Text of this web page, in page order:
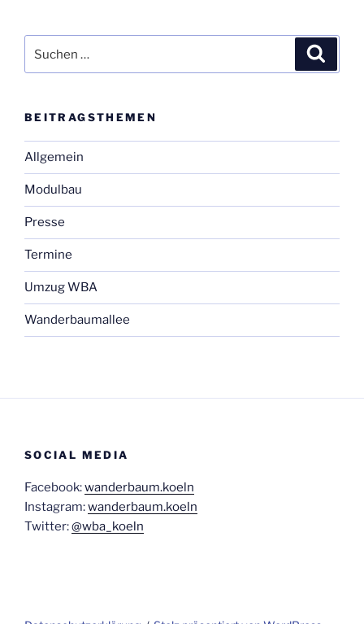
me
flüg­
den“
nach:
BEI­TRAGS­THE­MEN
Allgemein
Modulbau
Presse
Termine
Umzug WBA
Wanderbaumallee
SOCIAL MEDIA
Facebook:wanderbaum.koeln
Instagram:wanderbaum.koeln
Twitter:@wba_koeln